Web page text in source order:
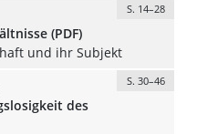
S. 14–28
(PDF)
und ihr Subjekt
S. 30–46
des